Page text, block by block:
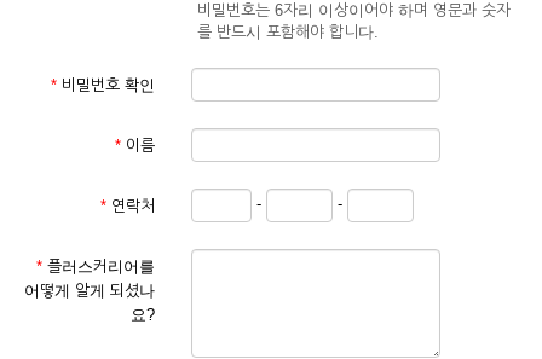
제3조 (약관의 외 준칙)
관계법령의 규정에 따릅니다.
① 서비스 이용계약은 서비스 이용 희망자가 본 약관에 동의한
를 심사, 승낙함으로써 성립하며, 회사는 신청자의 실명 확인 절
차를 밟을 수 있습니다.
② 회원가입시 입력한 ID는 변경할 수 없으며, 회원 1인당 한 개
의 ID가 발급됩니다. 부득이한 경우로 인해 변경하고자 하는 경
비밀번호는 6자리 이상이어야 하며 영문과 숫자
를 반드시 포함해야 합니다.
* 비밀번호 확인
* 이름
* 연락처 - -
* 플러스커리어를
어떻게 알게 되셨나
요?